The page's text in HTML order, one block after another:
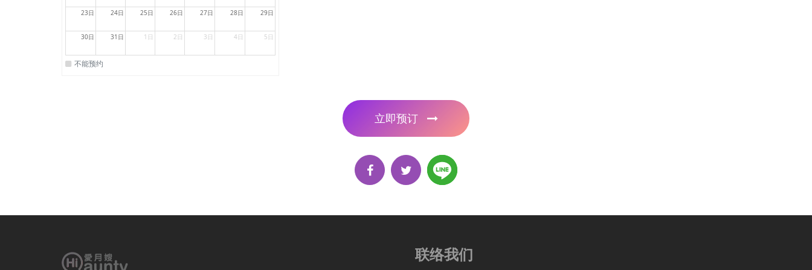
23日 24日 25日 26日 27日 28日 29日
30日 31日 1日 2日 3日 4日 5日
不能预约
立即预订
联络我们